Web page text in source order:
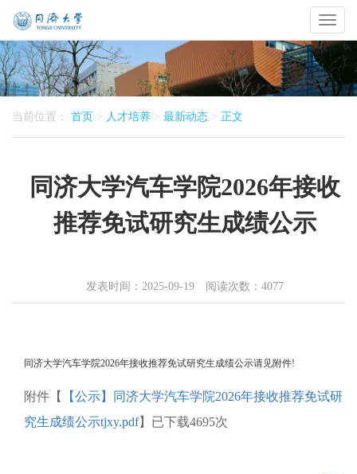
Toggle
当前位置： 首页 > 人才培养 > 最新动态 > 正文
同济大学汽车学院2026年接收
推荐免试研究生成绩公示
发表时间：2025-09-19 阅读次数： 4077
同济大学汽车学院2026年接收推荐免试研究生成绩公示请见附件!
附件【
【公示】同济大学汽车学院2026年接收推荐免试研
究生成绩公示tjxy.pdf】已下载4695次